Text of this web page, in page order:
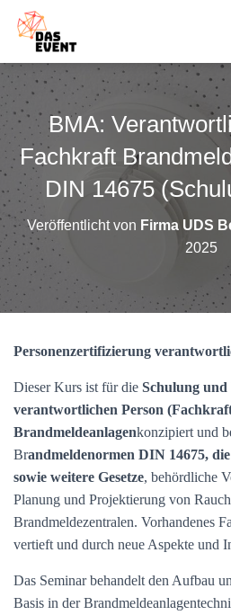
BMA:
Fachkraft
DIN 14675
Veröffentlicht von Firma UDS
2025
Personenzertifizierung
Dieser Kurs ist für die Schulung
verantwortlichen Person
Brandmeldeanlagenkonzipiert und
Brandmeldenormen DIN 14675,
sowie weitere Gesetze, behördliche
Planung und Projektierung von
Brandmeldezentralen. Vorhandenes
vertieft und durch neue Aspekte und
Das Seminar behandelt den Aufbau
Basis in der